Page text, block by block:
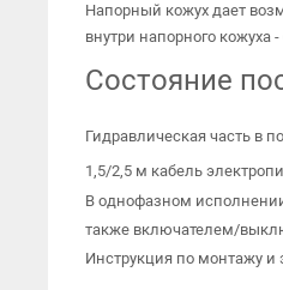
Напорный кожух дает
внутри напорного кожуха
Состояние
Гидравлическая часть в
1,5/2,5 м кабель
В однофазном
также включателем/
Инструкция по монтажу и